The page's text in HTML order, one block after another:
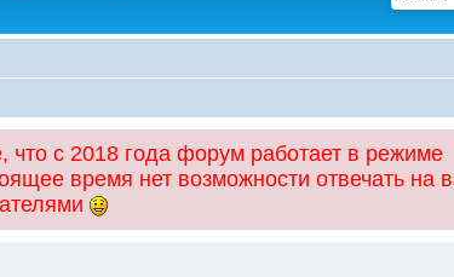
с 2018 года форум работает в режиме
время нет возможности отвечать на